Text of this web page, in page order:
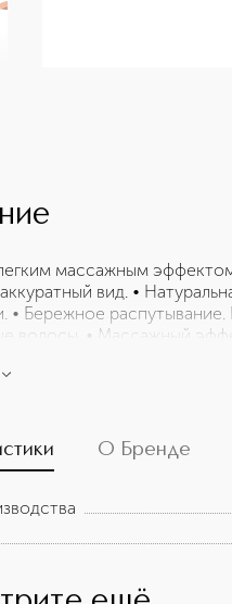
массажным
вид. •
• Бережное
волосы. • Массажный
и минималистичный
О Бренде